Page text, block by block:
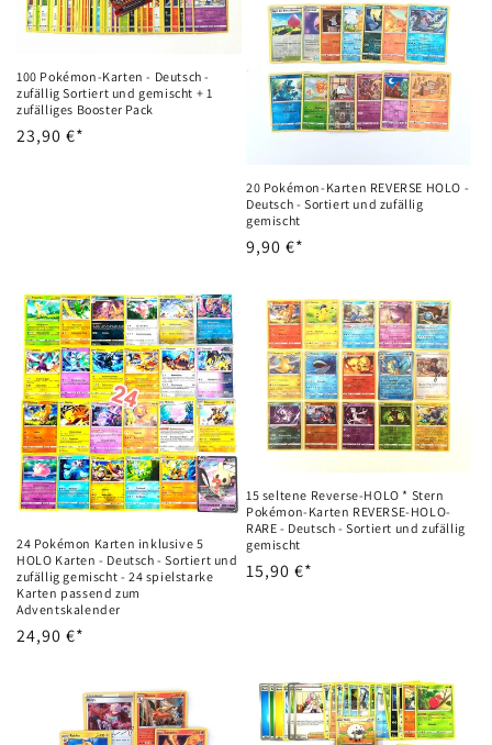
100 Pokémon-Karten - Deutsch -
zufällig Sortiert und gemischt + 1
zufälliges Booster Pack
Precio
23,90 €*
20 Pokémon-Karten REVERSE HOLO -
Deutsch - Sortiert und zufällig
gemischt
Precio
9,90 €*
24 Pokémon Karten inklusive 5
HOLO Karten - Deutsch - Sortiert und
zufällig gemischt - 24 spielstarke
Karten passend zum
Adventskalender
Precio
24,90 €*
15 seltene Reverse-HOLO * Stern
Pokémon-Karten REVERSE-HOLO-
RARE - Deutsch - Sortiert und zufällig
gemischt
Precio
15,90 €*